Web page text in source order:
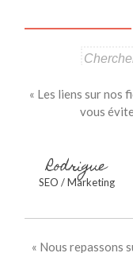
« Les liens sur nos
vous
Rodrigue
SEO / Marketing
« Nous repassons